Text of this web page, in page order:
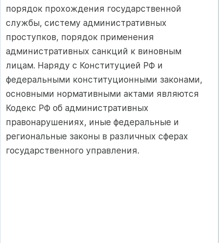
порядок прохождения государственной
службы, систему административных
проступков, порядок применения
административных санкций к виновным
лицам. Наряду с Конституцией РФ и
федеральными конституционными законами,
основными нормативными актами являются
Кодекс РФ об административных
правонарушениях, иные федеральные и
региональные законы в различных сферах
государственного управления.